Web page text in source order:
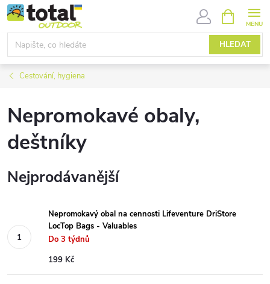
Přejít
na
obsah
HLEDAT
NÁKUPNÍ
KOŠÍK
Cestování, hygiena
Nepromokavé obaly,
deštníky
Nejprodávanější
Nepromokavý obal na cennosti Lifeventure DriStore
LocTop Bags - Valuables
Do 3 týdnů
199 Kč